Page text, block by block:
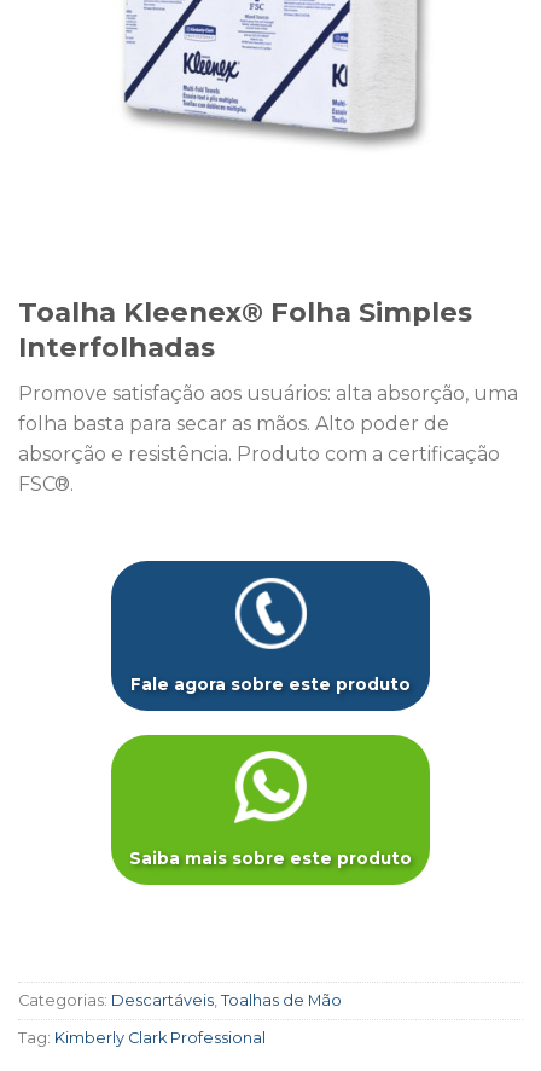
Toalha Kleenex® Folha Simples
Interfolhadas
Promove satisfação aos usuários: alta absorção, uma
folha basta para secar as mãos. Alto poder de
absorção e resistência. Produto com a certificação
FSC®.
Fale agora sobre este produto
Saiba mais sobre este produto
Categorias: Descartáveis Toalhas de Mão
Tag: Kimberly Clark Professional